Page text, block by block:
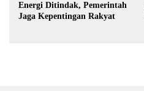
Energi Ditindak, Pemerintah
Jaga Kepentingan Rakyat